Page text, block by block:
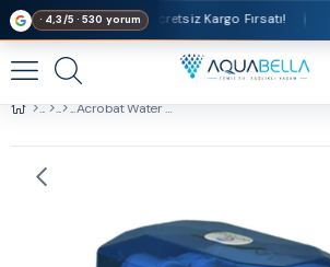
· 4,3/5 · 530 yorum
Alışverişlerde Ücretsiz Kargo Fırsatı!
Acrobat Water 8 LT Su Arıtma Cihazı